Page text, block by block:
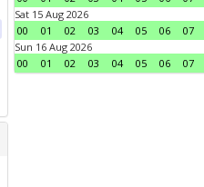
Sat 15 Aug 2026
00
01 02 03 04 05 06 07
Sun 16 Aug 2026
00
01 02 03 04 05 06 07